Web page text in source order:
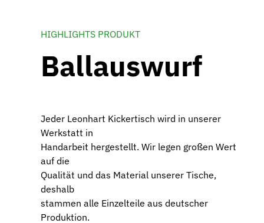
HIGHLIGHTS PRODUKT
Ballauswurf
Jeder Leonhart Kickertisch wird in unserer
Werkstatt in
Handarbeit hergestellt. Wir legen großen Wert
auf die
Qualität und das Material unserer Tische,
deshalb
stammen alle Einzelteile aus deutscher
Produktion.